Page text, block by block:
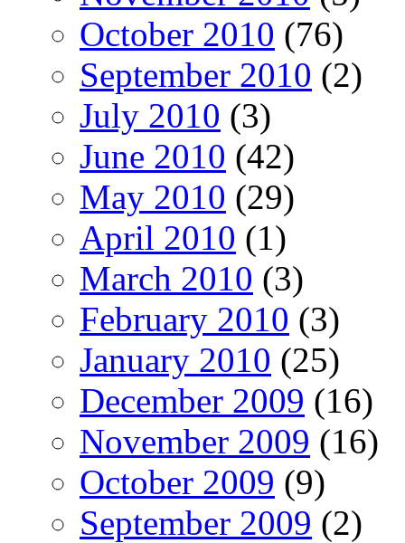
October 2010 (76)
September 2010 (2)
July 2010 (3)
June 2010 (42)
May 2010 (29)
April 2010 (1)
March 2010 (3)
February 2010 (3)
January 2010 (25)
December 2009 (16)
November 2009 (16)
October 2009 (9)
September 2009 (2)